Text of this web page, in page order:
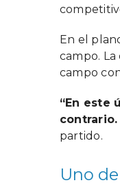
En el
campo.
campo
“En este
contrario.
partido.
Uno